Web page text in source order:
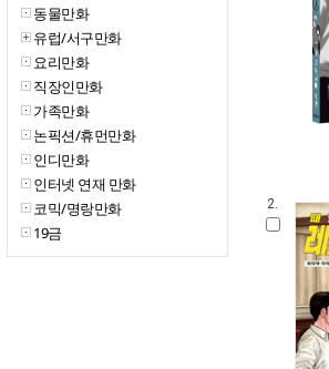
동물만화
유럽/서구만화
요리만화
직장인만화
가족만화
논픽션/휴먼만화
인디만화
인터넷 연재 만화
코믹/명랑만화
19금
2.